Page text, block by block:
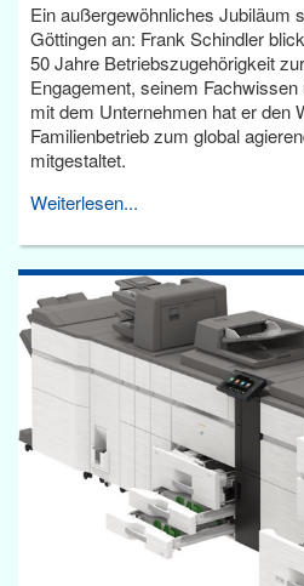
Ein außergewöhnliches Jubiläum
Göttingen an: Frank Schindler
50 Jahre Betriebszugehörigkeit
Engagement, seinem
mit dem Unternehmen hat er den
Familienbetrieb zum global
mitgestaltet.
Weiterlesen...